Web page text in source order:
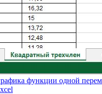
функции одной